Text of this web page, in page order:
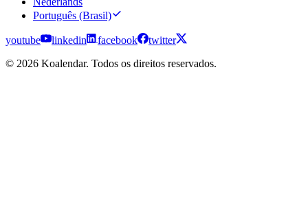
Português (Brasil)
youtube linkedin facebook
twitter
© 2026 Koalendar. Todos os direitos reservados.